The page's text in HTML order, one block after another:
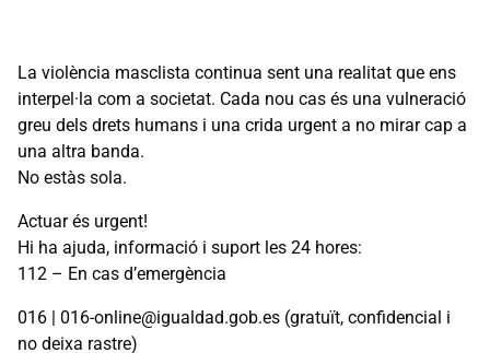
La violència masclista continua sent una realitat que ens
interpel·la com a societat. Cada nou cas és una vulneració
greu dels drets humans i una crida urgent a no mirar cap a
una altra banda.
No estàs sola.
Actuar és urgent!
Hi ha ajuda, informació i suport les 24 hores:
112 – En cas d’emergència
016 | 016-online@igualdad.gob.es (gratuït, confidencial i
no deixa rastre)